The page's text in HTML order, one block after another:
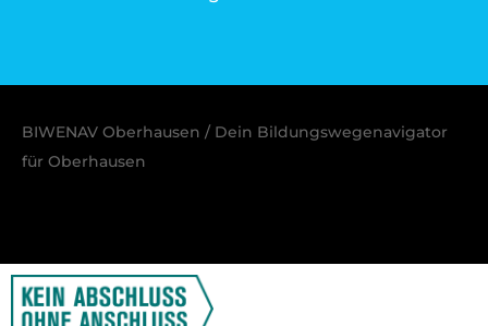
BIWENAV Oberhausen / Dein Bildungswegenavigator
für Oberhausen